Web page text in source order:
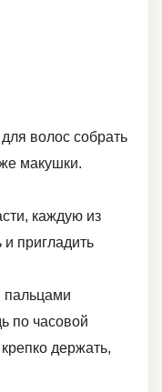
волос собрать
макушки.
каждую из
пригладить
пальцами
по часовой
держать,